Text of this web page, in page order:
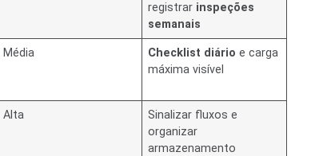
registrar inspeções
semanais
Média Checklist diário e carga
máxima visível
Alta
Sinalizar fluxos e
organizar
armazenamento